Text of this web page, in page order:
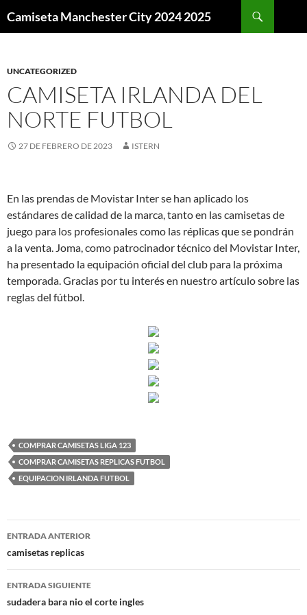
Camiseta Manchester City 2024 2025
UNCATEGORIZED
CAMISETA IRLANDA DEL
NORTE FUTBOL
27 DE FEBRERO DE 2023 ISTERN
En las prendas de Movistar Inter se han aplicado los
estándares de calidad de la marca, tanto en las camisetas de
juego para los profesionales como las réplicas que se pondrán
a la venta. Joma, como patrocinador técnico del Movistar Inter,
ha presentado la equipación oficial del club para la próxima
temporada. Gracias por tu interés en nuestro artículo sobre las
reglas del fútbol.
COMPRAR CAMISETAS LIGA 123
COMPRAR CAMISETAS REPLICAS FUTBOL
EQUIPACION IRLANDA FUTBOL
Navegación
de
entradas
ENTRADA ANTERIOR
camisetas replicas
ENTRADA SIGUIENTE
sudadera bara nio el corte ingles